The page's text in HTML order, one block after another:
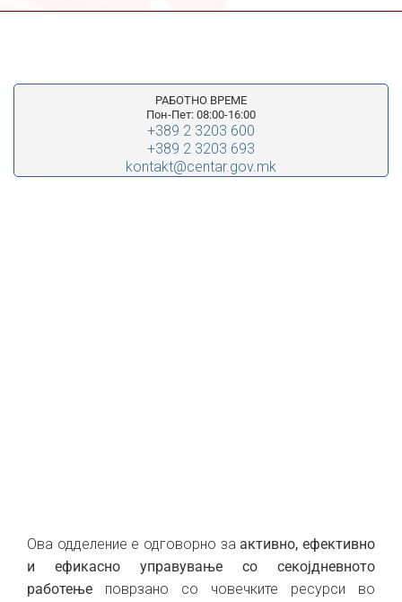
Ова одделение е одговорно за активно, ефективно
и ефикасно управување со секојдневното
работење поврзано со човечките ресурси во
РАБОТНО ВРЕМЕ
Пон-Пет: 08:00-16:00
+389 2 3203 600
+389 2 3203 693
kontakt@centar.gov.mk